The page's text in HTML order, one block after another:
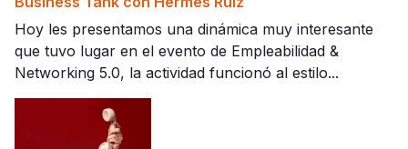
Hoy les presentamos una dinámica muy interesante
que tuvo lugar en el evento de Empleabilidad &
Networking 5.0, la actividad funcionó al estilo...